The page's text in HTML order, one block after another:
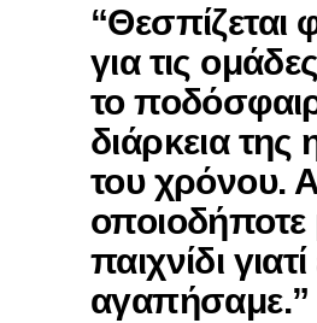
για τις
το
διάρκεια
του χρόνου.
παιχνίδι
αγαπήσαμε.”